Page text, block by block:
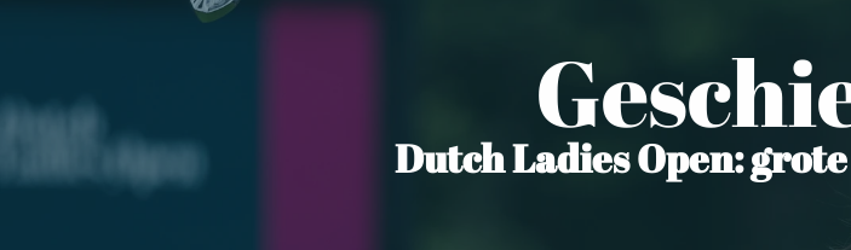
Dutch Ladies Open: